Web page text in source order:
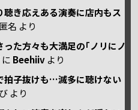
き応えある演奏に店内もス
匿名 より
た方々も大満足の｢ノリにノ
に Beehiiv より
拍子抜けも…滅多に聴けない
より